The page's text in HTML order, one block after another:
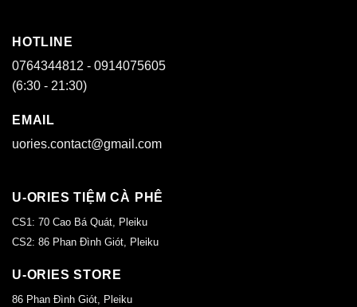
HOTLINE
0764344812 - 0914075605
(6:30 - 21:30)
EMAIL
uories.contact@gmail.com
U-ORIES TIỆM CÀ PHÊ
CS1: 70 Cao Bá Quát, Pleiku
CS2: 86 Phan Đình Giót, Pleiku
U-ORIES STORE
86 Phan Đình Giót, Pleiku